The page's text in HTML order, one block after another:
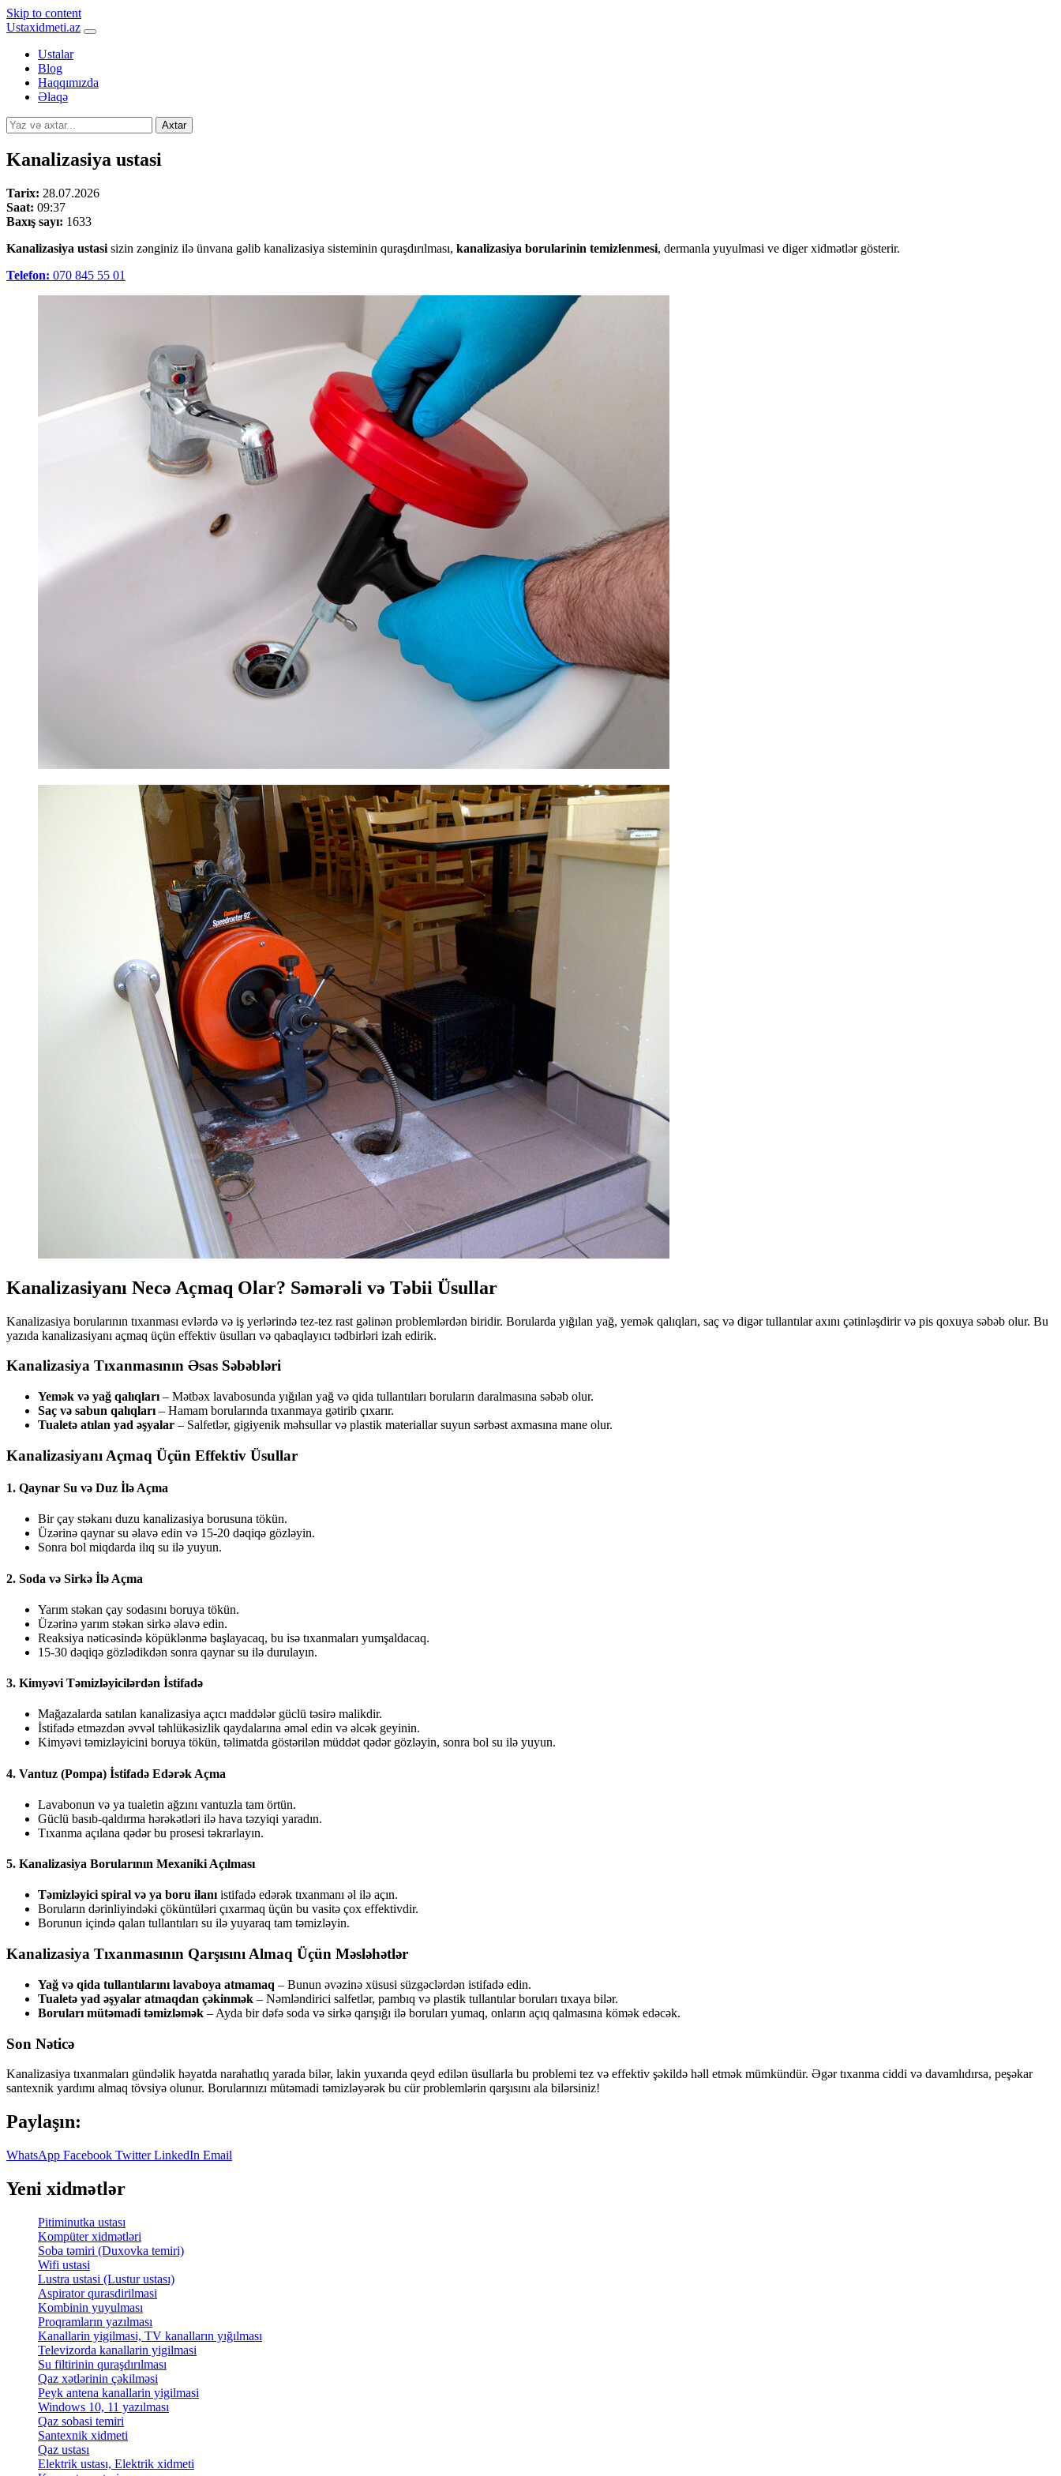
Skip to content
Ustaxidmeti.az
Ustalar
Blog
Haqqımızda
Əlaqə
Axtar
Kanalizasiya ustasi
Tarix: 28.07.2026
Saat: 09:37
Baxış sayı: 1633
Kanalizasiya ustasi sizin zənginiz ilə ünvana gəlib kanalizasiya sisteminin quraşdırılması, kanalizasiya borularinin temizlenmesi, dermanla yuyulmasi ve diger xidmətlər gösterir.
Telefon: 070 845 55 01
Kanalizasiyanı Necə Açmaq Olar? Səmərəli və Təbii Üsullar
Kanalizasiya borularının tıxanması evlərdə və iş yerlərində tez-tez rast gəlinən problemlərdən biridir. Borularda yığılan yağ, yemək qalıqları, saç və digər tullantılar axını çətinləşdirir və pis qoxuya səbəb olur. Bu
yazıda kanalizasiyanı açmaq üçün effektiv üsulları və qabaqlayıcı tədbirləri izah edirik.
Kanalizasiya Tıxanmasının Əsas Səbəbləri
Yemək və yağ qalıqları – Mətbəx lavabosunda yığılan yağ və qida tullantıları boruların daralmasına səbəb olur.
Saç və sabun qalıqları – Hamam borularında tıxanmaya gətirib çıxarır.
Tualetə atılan yad əşyalar – Salfetlər, gigiyenik məhsullar və plastik materiallar suyun sərbəst axmasına mane olur.
Kanalizasiyanı Açmaq Üçün Effektiv Üsullar
1. Qaynar Su və Duz İlə Açma
Bir çay stəkanı duzu kanalizasiya borusuna tökün.
Üzərinə qaynar su əlavə edin və 15-20 dəqiqə gözləyin.
Sonra bol miqdarda ilıq su ilə yuyun.
2. Soda və Sirkə İlə Açma
Yarım stəkan çay sodasını boruya tökün.
Üzərinə yarım stəkan sirkə əlavə edin.
Reaksiya nəticəsində köpüklənmə başlayacaq, bu isə tıxanmaları yumşaldacaq.
15-30 dəqiqə gözlədikdən sonra qaynar su ilə durulayın.
3. Kimyəvi Təmizləyicilərdən İstifadə
Mağazalarda satılan kanalizasiya açıcı maddələr güclü təsirə malikdir.
İstifadə etməzdən əvvəl təhlükəsizlik qaydalarına əməl edin və əlcək geyinin.
Kimyəvi təmizləyicini boruya tökün, təlimatda göstərilən müddət qədər gözləyin, sonra bol su ilə yuyun.
4. Vantuz (Pompa) İstifadə Edərək Açma
Lavabonun və ya tualetin ağzını vantuzla tam örtün.
Güclü basıb-qaldırma hərəkətləri ilə hava təzyiqi yaradın.
Tıxanma açılana qədər bu prosesi təkrarlayın.
5. Kanalizasiya Borularının Mexaniki Açılması
Təmizləyici spiral və ya boru ilanıistifadə edərək tıxanmanı əl ilə açın.
Boruların dərinliyindəki çöküntüləri çıxarmaq üçün bu vasitə çox effektivdir.
Borunun içində qalan tullantıları su ilə yuyaraq tam təmizləyin.
Kanalizasiya Tıxanmasının Qarşısını Almaq Üçün Məsləhətlər
Yağ və qida tullantılarını lavaboya atmamaq – Bunun əvəzinə xüsusi süzgəclərdən istifadə edin.
Tualetə yad əşyalar atmaqdan çəkinmək – Nəmləndirici salfetlər, pambıq və plastik tullantılar boruları tıxaya bilər.
Boruları mütəmadi təmizləmək – Ayda bir dəfə soda və sirkə qarışığı ilə boruları yumaq, onların açıq qalmasına kömək edəcək.
Son Nəticə
Kanalizasiya tıxanmaları gündəlik həyatda narahatlıq yarada bilər, lakin yuxarıda qeyd edilən üsullarla bu problemi tez və effektiv şəkildə həll etmək mümkündür. Əgər tıxanma ciddi və davamlıdırsa, peşəkar
santexnik yardımı almaq tövsiyə olunur. Borularınızı mütəmadi təmizləyərək bu cür problemlərin qarşısını ala bilərsiniz!
Paylaşın:
WhatsApp Facebook TwitterLinkedIn Email
Yeni xidmətlər
Pitiminutka ustası
Kompüter xidmətləri
Soba təmiri (Duxovka temiri)
Wifi ustasi
Lustra ustasi (Lustur ustası)
Aspirator qurasdirilmasi
Kombinin yuyulması
Proqramların yazılması
Kanallarin yigilmasi, TV kanalların yığılması
Televizorda kanallarin yigilmasi
Su filtirinin quraşdırılması
Qaz xətlərinin çəkilməsi
Peyk antena kanallarin yigilmasi
Windows 10, 11 yazılması
Qaz sobasi temiri
Santexnik xidmeti
Qaz ustası
Elektrik ustası, Elektrik xidmeti